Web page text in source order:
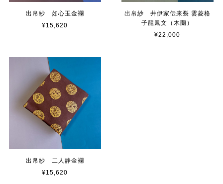
出帛紗 如心玉金襴
¥15,620
出帛紗 井伊家伝来裂 雲菱格
子龍鳳文（木蘭）
¥22,000
出帛紗 二人静金襴
¥15,620